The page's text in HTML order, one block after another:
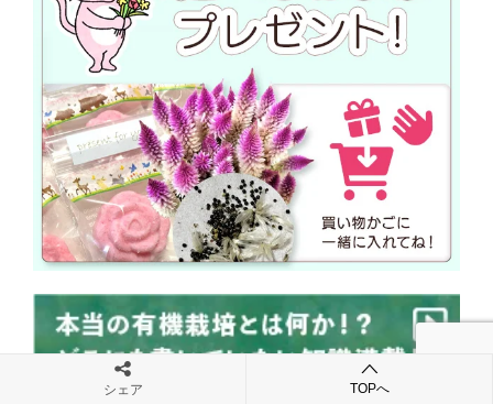
シェア TOPへ